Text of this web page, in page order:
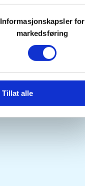
Informasjonskapsler for
markedsføring
Tillat alle